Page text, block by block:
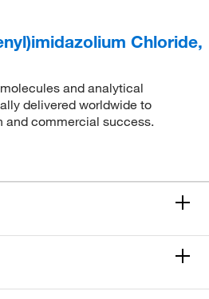
Chloride,
and analytical
delivered worldwide to
and commercial success.